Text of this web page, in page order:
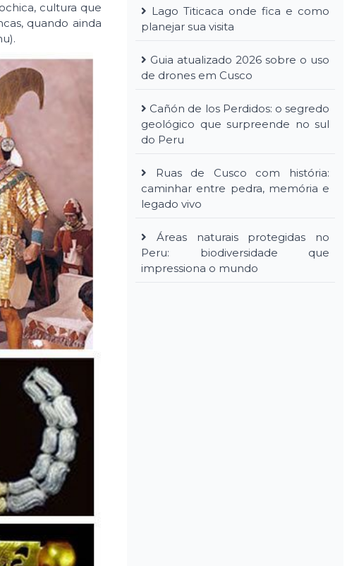
cultura que
quando ainda
Lago Titicaca onde fica e como
planejar sua visita
Guia atualizado 2026 sobre o uso
de drones em Cusco
Cañón de los Perdidos: o segredo
geológico que surpreende no sul
do Peru
Ruas de Cusco com história:
caminhar entre pedra, memória e
legado vivo
Áreas naturais protegidas no
Peru: biodiversidade que
impressiona o mundo